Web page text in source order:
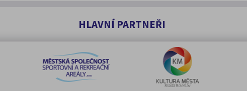
HLAVNÍ PARTNEŘI